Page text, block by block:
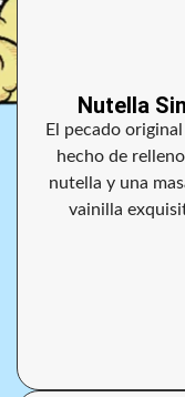
Nutella Sin
El pecado original
hecho de
nutella y una
vainilla